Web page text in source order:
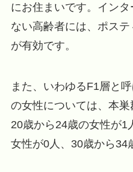
にお住まいです。イン
ない高齢者には、ポス
が有効です。
また、いわゆるF1層と
の女性については、本
20歳から24歳の女性が1
女性が0人、30歳から34